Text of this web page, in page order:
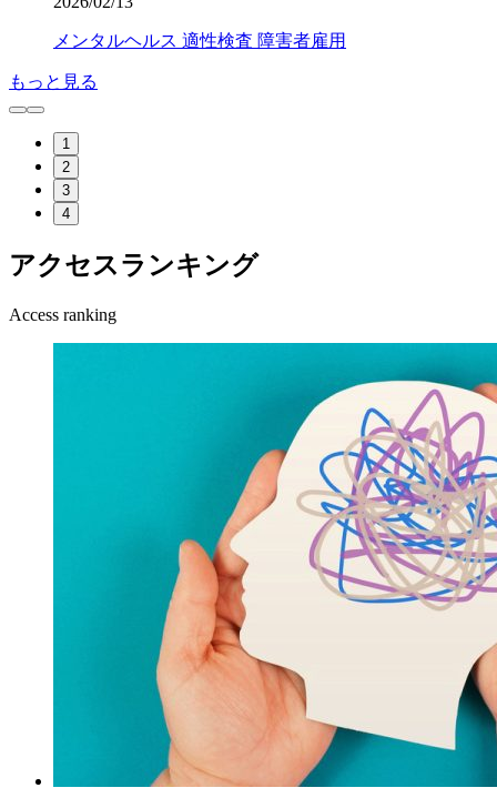
メンタルヘルス 適性検査 障害者雇用
もっと見る
1
2
3
4
アクセスランキング
Access ranking